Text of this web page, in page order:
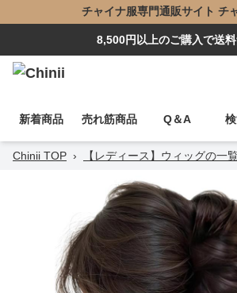
チャイナ服専門通販サイト チ
8,500円以上のご購入で送
新着商品 売れ筋商品 Q＆A
Chinii TOP › 【レディース】ウィッグの一